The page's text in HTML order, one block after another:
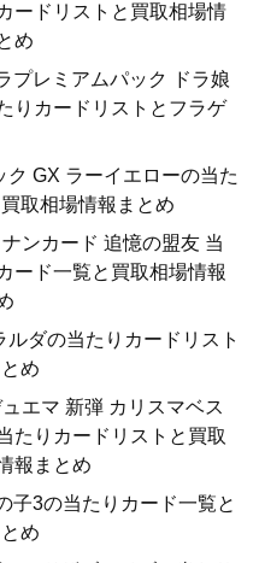
ードリストと買取相場情
め
プレミアムパック ドラ娘
りカードリストとフラゲ
ク GX ラーイエローの当た
取相場情報まとめ
ナンカード 追憶の盟友 当
ード一覧と買取相場情報
ルダの当たりカードリスト
め
エマ 新弾 カリスマベス
たりカードリストと買取
報まとめ
子3の当たりカード一覧と
め